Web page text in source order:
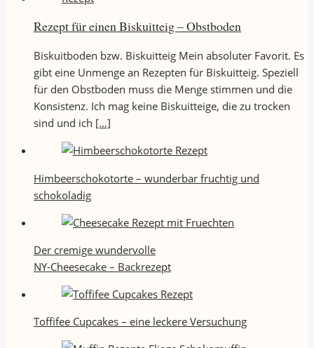
Rezept für einen Biskuitteig – Obstboden
Biskuitboden bzw. Biskuitteig Mein absoluter Favorit. Es
gibt eine Unmenge an Rezepten für Biskuitteig. Speziell
für den Obstboden muss die Menge stimmen und die
Konsistenz. Ich mag keine Biskuitteige, die zu trocken
sind und ich […]
Himbeerschokotorte – wunderbar fruchtig und
schokoladig
Der cremige wundervolle
NY-Cheesecake – Backrezept
Toffifee Cupcakes – eine leckere Versuchung